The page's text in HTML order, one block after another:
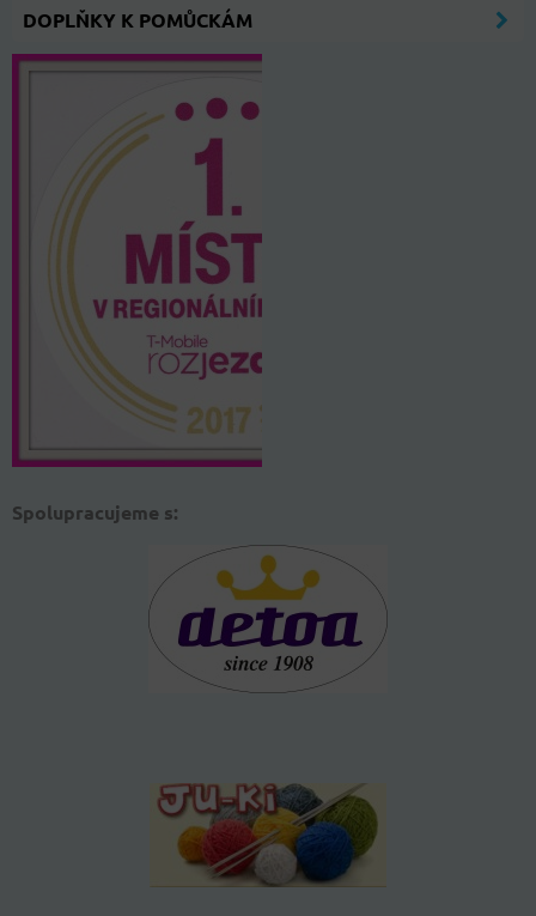
DOPLŇKY K POMŮCKÁM
Spolupracujeme s: